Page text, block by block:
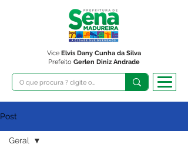
Prefeito Gerlen Diniz Andrade
Vice Elvis Dany Cunha da Silva
Post
Geral